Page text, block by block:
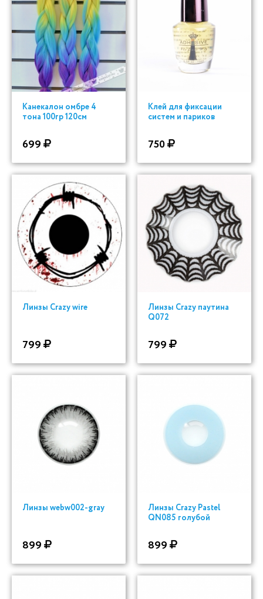
Канекалон омбре 4
тона 100гр 120см
699
Клей для фиксации
систем и париков
750
Линзы Crazy wire
799
Линзы Crazy паутина
Q072
799
Линзы webw002-gray
899
Линзы Crazy Pastel
QN085 голубой
899